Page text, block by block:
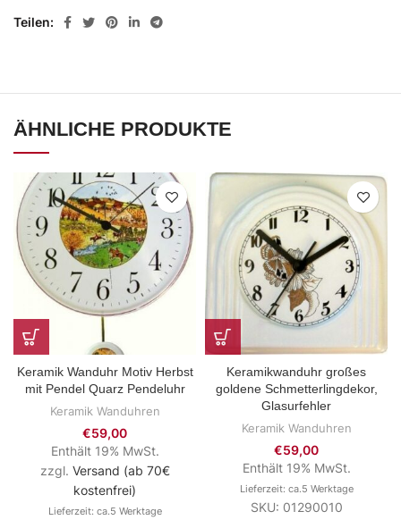
Teilen
ÄHNLICHE PRODUKTE
Keramik Wanduhr Motiv Herbst
mit Pendel Quarz Pendeluhr
Keramik Wanduhren
€59,00
Enthält 19% MwSt.
zzgl. Versand (ab 70€
kostenfrei)
Lieferzeit: ca.5 Werktage
Keramikwanduhr großes
goldene Schmetterlingdekor,
Glasurfehler
Keramik Wanduhren
€59,00
Enthält 19% MwSt.
Lieferzeit: ca.5 Werktage
SKU: 01290010